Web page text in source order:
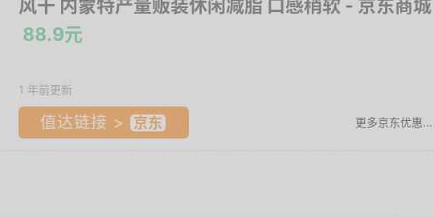
风干 内蒙特产量贩装休闲减脂 口感稍软 - 京东商城
88.9元
1 年前更新
值达链接 > 更多京东优惠...